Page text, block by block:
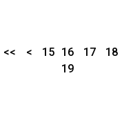
<< < 15 16 17
18
19